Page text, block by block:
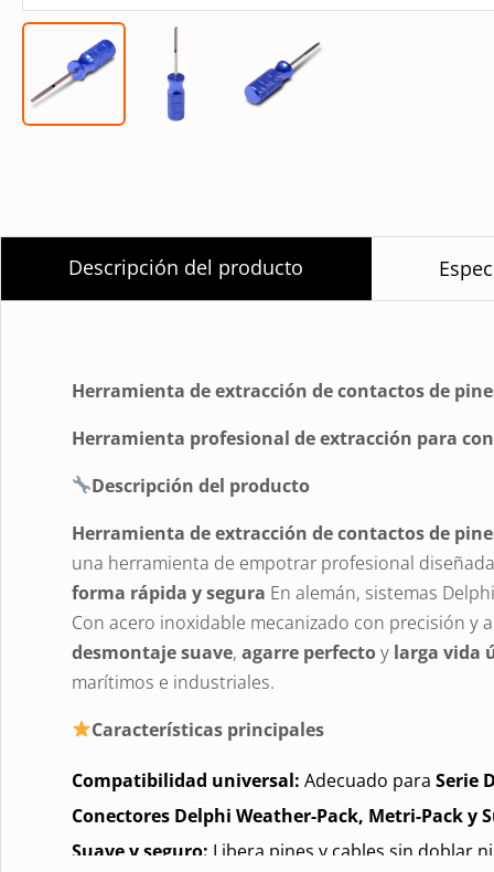
Descripción del producto
Herramienta de extracción de contactos de
Herramienta profesional de extracción para
Descripción del producto
Herramienta de extracción de contactos de
una herramienta de empotrar profesional
forma rápida y segura En alemán, sistemas
Con acero inoxidable mecanizado con precisión y
desmontaje suave, agarre perfectoy larga vida
marítimos e industriales.
Características principales
Compatibilidad universal: Adecuado para Serie
Conectores Delphi Weather-Pack, Metri-Pack y
Suave y seguro: Libera pines y cables sin doblar